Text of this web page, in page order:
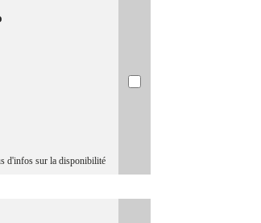
d'infos sur la disponibilité